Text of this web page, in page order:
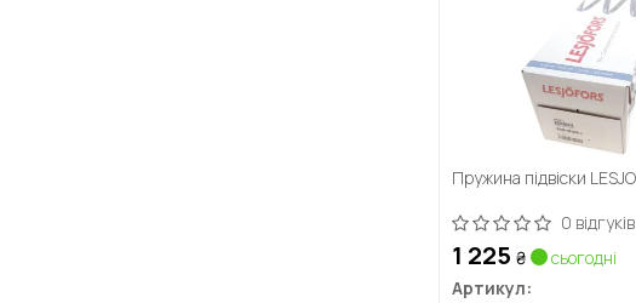
Пружина підвіски
0 відгуків
1 225 ₴
сьогодні
Артикул: